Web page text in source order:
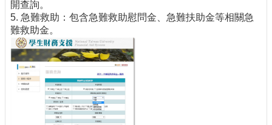
開查詢。
5. 急難救助：包含急難救助慰問金、急難扶助金等相關急
難救助金。